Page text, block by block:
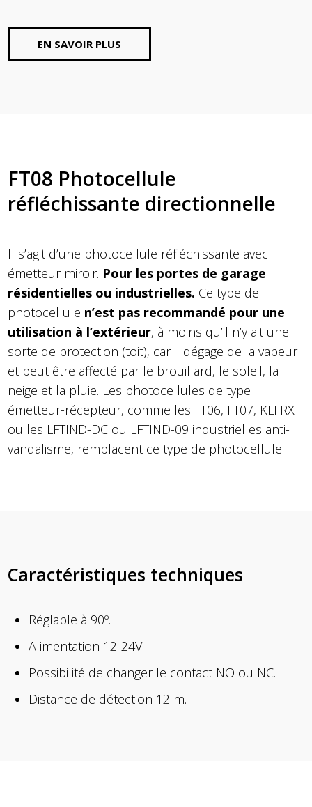
EN SAVOIR PLUS
FT08 Photocellule
réfléchissante directionnelle
Il s’agit d’une photocellule réfléchissante avec
émetteur miroir. Pour les portes de garage
résidentielles ou industrielles. Ce type de
photocellule n’est pas recommandé pour une
utilisation à l’extérieur, à moins qu’il n’y ait une
sorte de protection (toit), car il dégage de la vapeur
et peut être affecté par le brouillard, le soleil, la
neige et la pluie. Les photocellules de type
émetteur-récepteur, comme les FT06, FT07, KLFRX
ou les LFTIND-DC ou LFTIND-09 industrielles anti-
vandalisme, remplacent ce type de photocellule.
Caractéristiques techniques
Réglable à 90º.
Alimentation 12-24V.
Possibilité de changer le contact NO ou NC.
Distance de détection 12 m.